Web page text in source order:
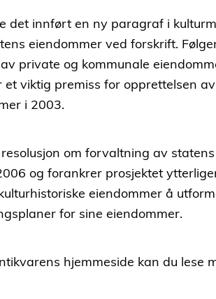
det innført en ny paragraf i
eiendommer ved forskrift.
private og kommunale
et viktig premiss for opprettelsen
i 2003.
om forvaltning av
og forankrer prosjektet
eiendommer å
for sine eiendommer.
hjemmeside kan du lese